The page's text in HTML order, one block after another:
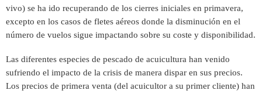
vivo) se ha ido recuperando de los cierres iniciales en primavera,
excepto en los casos de fletes aéreos donde la disminución en el
número de vuelos sigue impactando sobre su coste y disponibilidad.
Las diferentes especies de pescado de acuicultura han venido
sufriendo el impacto de la crisis de manera dispar en sus precios.
Los precios de primera venta (del acuicultor a su primer cliente) han